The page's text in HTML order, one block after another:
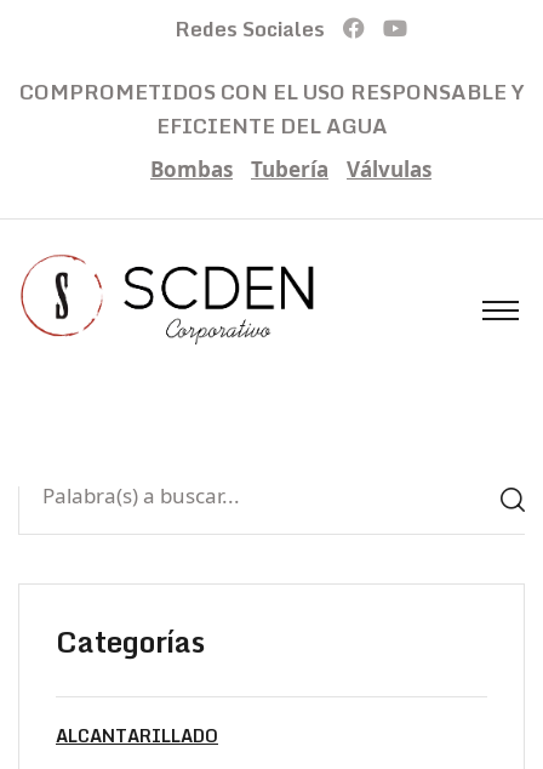
Redes Sociales
COMPROMETIDOS CON EL USO RESPONSABLE Y
EFICIENTE DEL AGUA
Bombas Tubería Válvulas
Categorías
ALCANTARILLADO